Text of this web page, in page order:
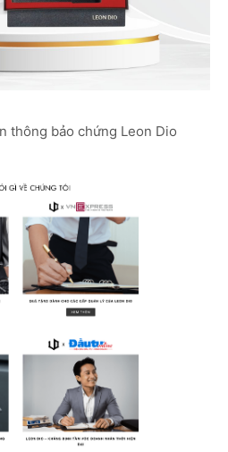
thông bảo chứng Leon Dio